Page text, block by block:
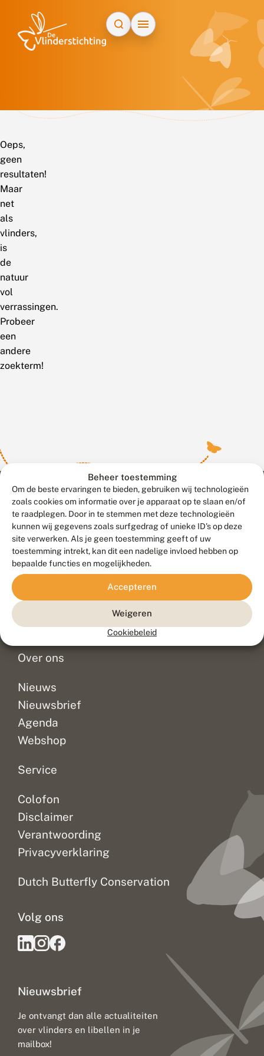
Beheer toestemming
Om de beste ervaringen te bieden, gebruiken wij technologieën
zoals cookies om informatie over je apparaat op te slaan en/of
te raadplegen. Door in te stemmen met deze technologieën
kunnen wij gegevens zoals surfgedrag of unieke ID's op deze
site verwerken. Als je geen toestemming geeft of uw
toestemming intrekt, kan dit een nadelige invloed hebben op
bepaalde functies en mogelijkheden.
Accepteren
Weigeren
Cookiebeleid
Oeps,
geen
resultaten!
Maar
net
als
vlinders,
is
de
natuur
vol
verrassingen.
Probeer
een
andere
zoekterm!
Contact
Veelgestelde vragen
Doneer
Over ons
Nieuws
Nieuwsbrief
Agenda
Webshop
Service
Colofon
Disclaimer
Verantwoording
Privacyverklaring
Dutch Butterfly Conservation
Nieuwsbrief
Je ontvangt dan alle actualiteiten
over vlinders en libellen in je
mailbox!
Volg ons
Meld waarnemingen© 2026 Vlinderstichting
Duurzaam ontwikkeld door
Go2People
, ontworpen door
Blue Field Agency
Privacy
Disclaimer
Sitemap